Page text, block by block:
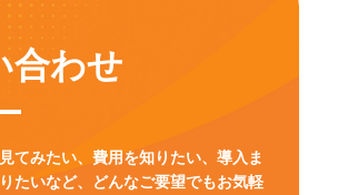
合わせ
てみたい、費用を知りたい、導入ま
たいなど、
どんなご要望でもお気軽